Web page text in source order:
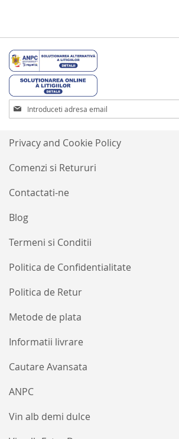
Termeni si Conditii
Politica de Confidentialitate
Politica de Retur
Metode de plata
Informatii livrare
Cautare Avansata
ANPC
Vin alb demi dulce
Privacy and Cookie Policy
Comenzi si Retururi
Contactati-ne
Blog
Inscrieti-
va
Buletinele
noastre
informative